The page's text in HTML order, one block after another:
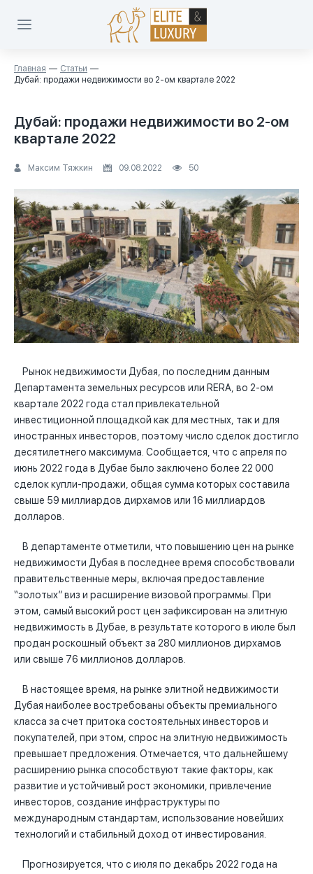
Главная
Статьи
Дубай: продажи недвижимости во 2-ом квартале 2022
Дубай: продажи недвижимости во 2-ом
квартале 2022
Максим Тяжкин 09.08.2022 50
Рынок недвижимости Дубая, по последним данным
Департамента земельных ресурсов или RERA, во 2-ом
квартале 2022 года стал привлекательной
инвестиционной площадкой как для местных, так и для
иностранных инвесторов, поэтому число сделок достигло
десятилетнего максимума. Сообщается, что с апреля по
июнь 2022 года в Дубае было заключено более 22 000
сделок купли-продажи, общая сумма которых составила
свыше 59 миллиардов дирхамов или 16 миллиардов
долларов.
В департаменте отметили, что повышению цен на рынке
недвижимости Дубая в последнее время способствовали
правительственные меры, включая предоставление
“золотых” виз и расширение визовой программы. При
этом, самый высокий рост цен зафиксирован на элитную
недвижимость в Дубае, в результате которого в июле был
продан роскошный объект за 280 миллионов дирхамов
или свыше 76 миллионов долларов.
В настоящее время, на рынке элитной недвижимости
Дубая наиболее востребованы объекты премиального
класса за счет притока состоятельных инвесторов и
покупателей, при этом, спрос на элитную недвижимость
превышает предложения. Отмечается, что дальнейшему
расширению рынка способствуют такие факторы, как
развитие и устойчивый рост экономики, привлечение
инвесторов, создание инфраструктуры по
международным стандартам, использование новейших
технологий и стабильный доход от инвестирования.
Прогнозируется, что с июля по декабрь 2022 года на